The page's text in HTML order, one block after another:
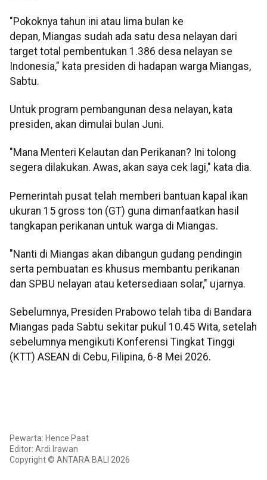
"Pokoknya tahun ini atau lima bulan ke
depan, Miangas sudah ada satu desa nelayan dari
target total pembentukan 1.386 desa nelayan se
Indonesia," kata presiden di hadapan warga Miangas,
Sabtu.
Untuk program pembangunan desa nelayan, kata
presiden, akan dimulai bulan Juni.
"Mana Menteri Kelautan dan Perikanan? Ini tolong
segera dilakukan. Awas, akan saya cek lagi," kata dia.
Pemerintah pusat telah memberi bantuan kapal ikan
ukuran 15 gross ton (GT) guna dimanfaatkan hasil
tangkapan perikanan untuk warga di Miangas.
"Nanti di Miangas akan dibangun gudang pendingin
serta pembuatan es khusus membantu perikanan
dan SPBU nelayan atau ketersediaan solar," ujarnya.
Sebelumnya, Presiden Prabowo telah tiba di Bandara
Miangas pada Sabtu sekitar pukul 10.45 Wita, setelah
sebelumnya mengikuti Konferensi Tingkat Tinggi
(KTT) ASEAN di Cebu, Filipina, 6-8 Mei 2026.
Pewarta: Hence Paat
Editor: Ardi Irawan
Copyright © ANTARA BALI 2026